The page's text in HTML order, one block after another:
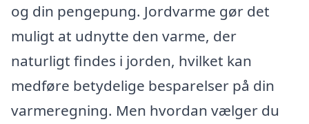
og din pengepung. Jordvarme gør det
muligt at udnytte den varme, der
naturligt findes i jorden, hvilket kan
medføre betydelige besparelser på din
varmeregning. Men hvordan vælger du